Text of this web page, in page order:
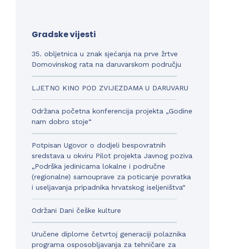
Gradske vijesti
35. obljetnica u znak sjećanja na prve žrtve
Domovinskog rata na daruvarskom području
LJETNO KINO POD ZVIJEZDAMA U DARUVARU
Održana početna konferencija projekta „Godine
nam dobro stoje“
Potpisan Ugovor o dodjeli bespovratnih
sredstava u okviru Pilot projekta Javnog poziva
„Podrška jedinicama lokalne i područne
(regionalne) samouprave za poticanje povratka
i useljavanja pripadnika hrvatskog iseljeništva“
Održani Dani češke kulture
Uručene diplome četvrtoj generaciji polaznika
programa osposobljavanja za tehničare za